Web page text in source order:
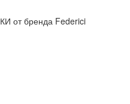
от бренда Federici